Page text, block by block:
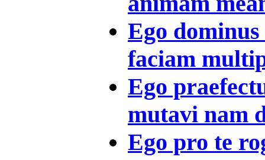
Ego
faciam
Ego
mutavi nam
Ego pro te